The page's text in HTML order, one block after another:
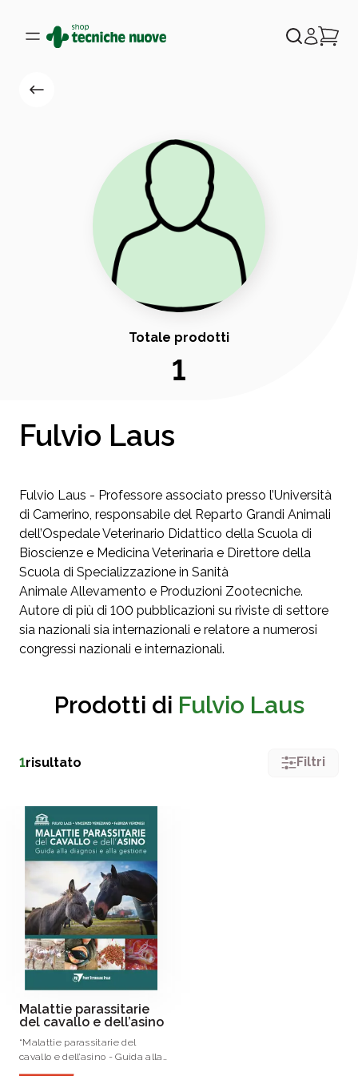
Totale prodotti
1
Fulvio Laus
Fulvio Laus - Professore associato presso l’Università
di Camerino, responsabile del Reparto Grandi Animali
dell’Ospedale Veterinario Didattico della Scuola di
Bioscienze e Medicina Veterinaria e Direttore della
Scuola di Specializzazione in Sanità
Animale Allevamento e Produzioni Zootecniche.
Autore di più di 100 pubblicazioni su riviste di settore
sia nazionali sia internazionali e relatore a numerosi
congressi nazionali e internazionali.
Prodotti di Fulvio Laus
1risultato Filtri
Malattie parassitarie
del cavallo e dell’asino
“Malattie parassitarie del
cavallo e dell’asino - Guida alla
diagnosi e alla gestione” nasce